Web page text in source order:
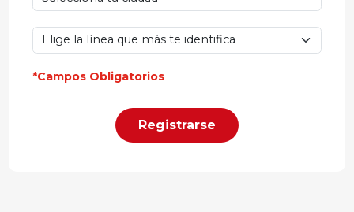
*Campos Obligatorios
Registrarse